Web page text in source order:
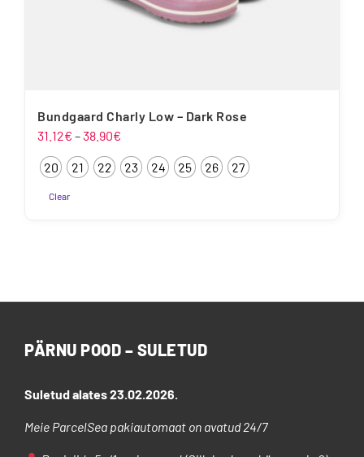
Bundgaard Charly Low – Dark Rose
31.12€ –38.90€
31.12€
kuni
20 21 22 23 24 25 26 27
Clear
teha
PÄRNU POOD – SULETUD
Suletud alates 23.02.2026.
Meie ParcelSea pakiautomaat on avatud 24/7